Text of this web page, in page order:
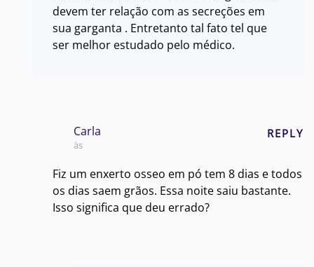
devem ter relação com as secreções em
sua garganta . Entretanto tal fato tel que
ser melhor estudado pelo médico.
Carla
às
REPLY
Fiz um enxerto osseo em pó tem 8 dias e todos
os dias saem grãos. Essa noite saiu bastante.
Isso significa que deu errado?